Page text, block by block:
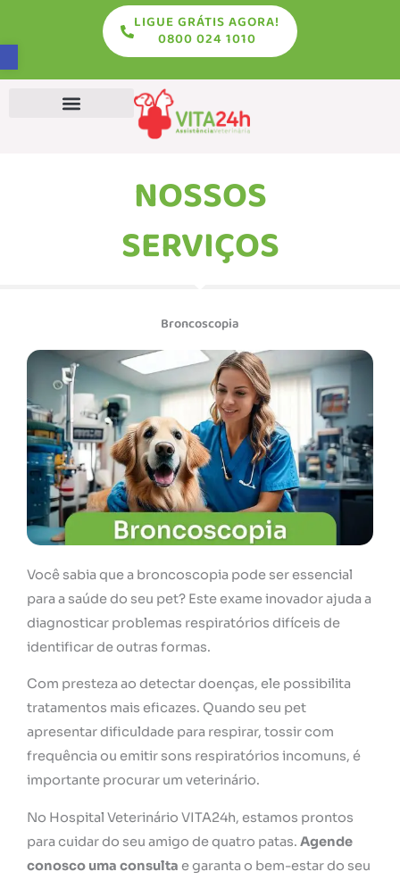
LIGUE GRÁTIS AGORA!
0800 024 1010
NOSSOS
SERVIÇOS
Broncoscopia
Você sabia que a broncoscopia pode ser essencial
para a saúde do seu pet? Este exame inovador ajuda a
diagnosticar problemas respiratórios difíceis de
identificar de outras formas.
Com presteza ao detectar doenças, ele possibilita
tratamentos mais eficazes. Quando seu pet
apresentar dificuldade para respirar, tossir com
frequência ou emitir sons respiratórios incomuns, é
importante procurar um veterinário.
No Hospital Veterinário VITA24h, estamos prontos
para cuidar do seu amigo de quatro patas. Agende
conosco uma consulta e garanta o bem-estar do seu
Abrir a barra de ferramentas